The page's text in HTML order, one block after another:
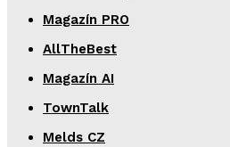
Magazín PRO
AllTheBest
Magazín AI
TownTalk
Melds CZ